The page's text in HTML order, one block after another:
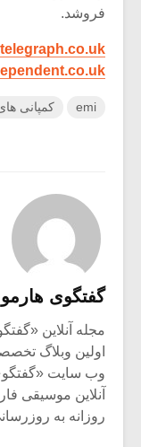
فروشد.
telegraph.co.uk
emi کمپانی
گفتگوی
اولین وبلاگ
وب سایت
آنلاین
روزانه به